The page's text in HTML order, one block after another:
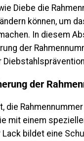
Diebe die
können, um
In diesem
der
der
die
mit einem
Lack bildet eine